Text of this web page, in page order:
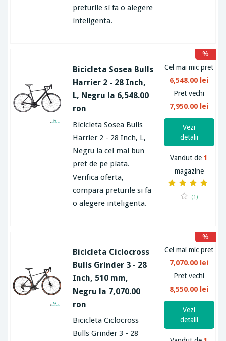
preturile si fa o alegere
inteligenta.
Bicicleta Sosea Bulls
Harrier 2 - 28 Inch,
L, Negru la 6,548.00
ron
Bicicleta Sosea Bulls
Harrier 2 - 28 Inch, L,
Negru la cel mai bun
pret de pe piata.
Verifica oferta,
compara preturile si fa
o alegere inteligenta.
Cel mai mic pret
6,548.00 lei
Pret vechi
7,950.00 lei
%
Vezi
detalii
Vandut de1
magazine
(1)
Bicicleta Ciclocross
Bulls Grinder 3 - 28
Inch, 510 mm,
Negru la 7,070.00
ron
Bicicleta Ciclocross
Bulls Grinder 3 - 28
Cel mai mic pret
7,070.00 lei
Pret vechi
8,550.00 lei
%
Vezi
detalii